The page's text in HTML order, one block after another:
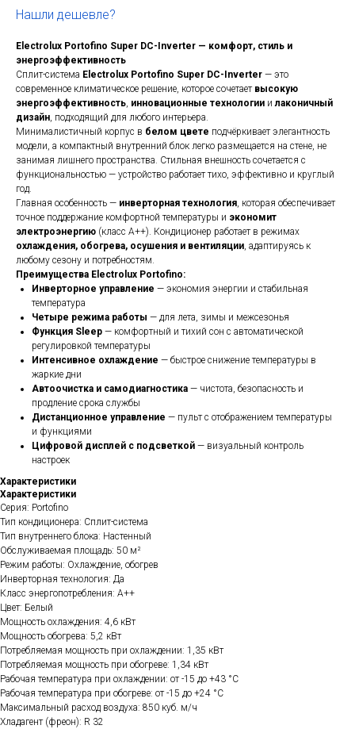
Нашли дешевле?
Electrolux Portofino Super DC-Inverter — комфорт, стиль и
энергоэффективность
Сплит-система Electrolux Portofino Super DC-Inverter — это
современное климатическое решение, которое сочетает высокую
энергоэффективность, инновационные технологии илаконичный
дизайн, подходящий для любого интерьера.
Минималистичный корпус в белом цвете подчёркивает элегантность
модели, а компактный внутренний блок легко размещается на стене, не
занимая лишнего пространства. Стильная внешность сочетается с
функциональностью — устройство работает тихо, эффективно и круглый
год.
Главная особенность — инверторная технология, которая обеспечивает
точное поддержание комфортной температуры и экономит
электроэнергию (класс A++). Кондиционер работает в режимах
охлаждения, обогрева, осушения и вентиляции, адаптируясь к
любому сезону и потребностям.
Преимущества Electrolux Portofino:
Инверторное управление — экономия энергии и стабильная
температура
Четыре режима работы — для лета, зимы и межсезонья
Функция Sleep — комфортный и тихий сон с автоматической
регулировкой температуры
Интенсивное охлаждение — быстрое снижение температуры в
жаркие дни
Автоочистка и самодиагностика — чистота, безопасность и
продление срока службы
Дистанционное управление — пульт с отображением температуры
и функциями
Цифровой дисплей с подсветкой — визуальный контроль
настроек
Характеристики
Характеристики
Серия: Portofino
Тип кондиционера: Сплит-система
Тип внутреннего блока: Настенный
Обслуживаемая площадь: 50 м²
Режим работы: Охлаждение, обогрев
Инверторная технология: Да
Класс энергопотребления: A++
Цвет: Белый
Мощность охлаждения: 4,6 кВт
Мощность обогрева: 5,2 кВт
Потребляемая мощность при охлаждении: 1,35 кВт
Потребляемая мощность при обогреве: 1,34 кВт
Рабочая температура при охлаждении: от -15 до +43 °C
Рабочая температура при обогреве: от -15 до +24 °C
Максимальный расход воздуха: 850 куб. м/ч
Хладагент (фреон): R 32